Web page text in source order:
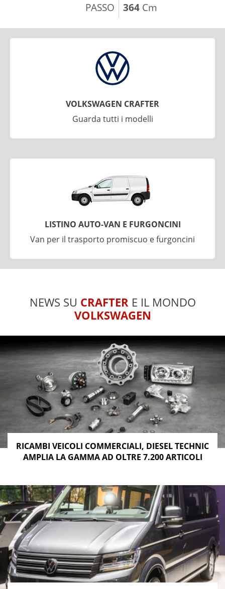
PASSO 364 Cm
VOLKSWAGEN CRAFTER
Guarda tutti i modelli
LISTINO AUTO-VAN E FURGONCINI
Van per il trasporto promiscuo e furgoncini
NEWS SU CRAFTER E IL MONDO
VOLKSWAGEN
RICAMBI VEICOLI COMMERCIALI, DIESEL TECHNIC
AMPLIA LA GAMMA AD OLTRE 7.200 ARTICOLI